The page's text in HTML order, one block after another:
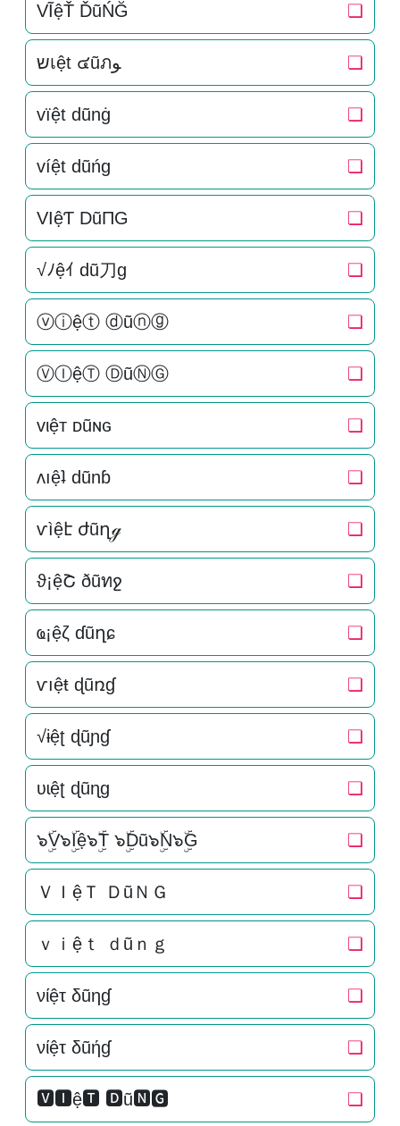
VĨệŤ ĎũŃĞ ❏
שเệt ๔ũภﻮ ❏
vïệt dũnġ ❏
víệt dũńg ❏
VIệƬ DũПG ❏
√ﾉệｲ dũ刀g ❏
ⓥⓘệⓣ ⓓũⓝⓖ ❏
ⓋⒾệⓉ ⒹũⓃⒼ ❏
vιệт ᴅũɴԍ ❏
ʌıệʇ dũnɓ ❏
ѵìệէ ժũղℊ ❏
ϑ¡ệՇ ðũทջ ❏
ҩ¡ệζ ɗũղɕ ❏
ѵıệŧ ɖũռɠ ❏
√ɨệʈ ɖũɲɠ ❏
ʋɩệʈ ɖũɳɡ ❏
๖ۣۜV๖ۣۜIệ๖ۣۜT ๖ۣۜDũ๖ۣۜN๖ۣۜG ❏
ＶＩệＴ ＤũＮＧ ❏
ｖｉệｔ ｄũｎｇ ❏
νίệτ δũηɠ ❏
νίệτ δũήɠ ❏
🆅🅸ệ🆃 🅳ũ🅽🅶 ❏